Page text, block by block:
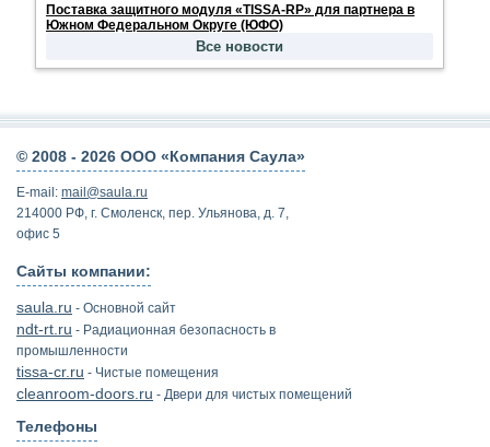
По­став­ка за­щит­но­го мо­ду­ля «TISSA-RP» для парт­не­ра в
Юж­ном Фе­де­раль­ном Окру­ге (ЮФО)
Все новости
© 2008 - 2026 ООО «Компания Саула»
E-mail: mail@saula.ru
214000 РФ, г. Смоленск, пер. Ульянова, д. 7,
офис 5
Сайты компании:
saula.ru - Основной сайт
ndt-rt.ru - Радиационная безопасность в
промышленности
tissa-cr.ru - Чистые помещения
cleanroom-doors.ru - Двери для чистых помещений
Телефоны